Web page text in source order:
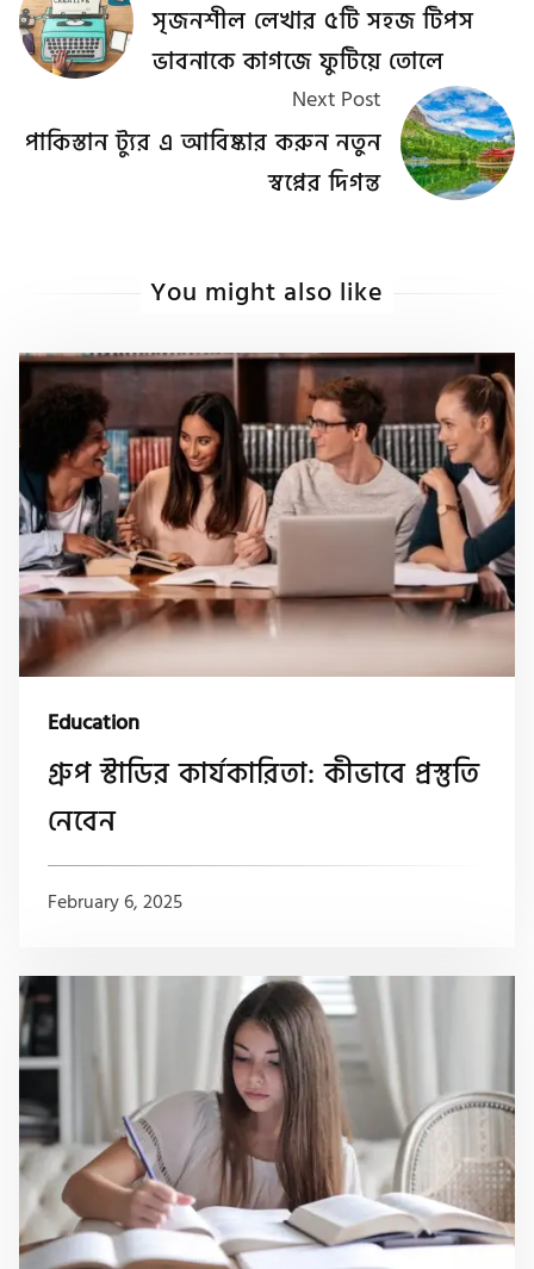
সৃজনশীল লেখার ৫টি সহজ টিপস
ভাবনাকে কাগজে ফুটিয়ে তোলে
Next Post
পাকিস্তান ট্যুর এ আবিষ্কার করুন নতুন
স্বপ্নের দিগন্ত
You might also like
Education
গ্রুপ স্টাডির কার্যকারিতা: কীভাবে প্রস্তুতি
নেবেন
February 6, 2025